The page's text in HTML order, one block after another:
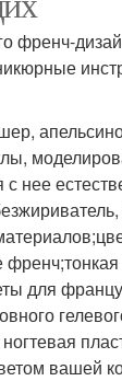
френч-
нее
для
вашей